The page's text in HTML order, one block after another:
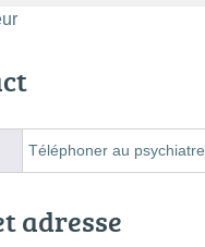
Téléphoner au psychiatre
adresse